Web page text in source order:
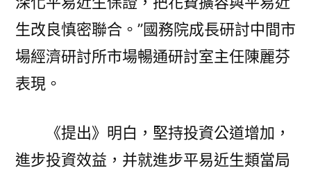
生改良慎密聯合。”國務院成長研討中間市
場經濟研討所市場暢通研討室主任陳麗芬
表現。
《提出》明白，堅持投資公道增加，
進步投資效益，并就進步平易近生類當局